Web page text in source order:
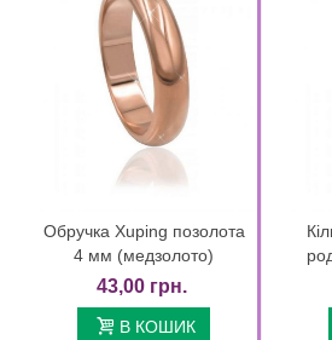
Обручка Xuping позолота
4 мм (медзолото)
43,00 грн.
В КОШИК